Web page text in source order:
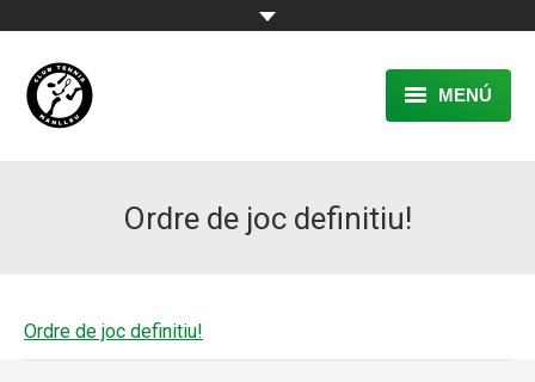
MENÚ
RESERVA
PÀDEL
Ordre de joc definitiu!
Ordre de joc definitiu!